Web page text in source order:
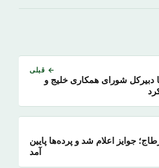
← قبلی
دبیرکل شورای همکاری خلیج و
جوایز اعلام شد و پرده‌ها پایین
آمد